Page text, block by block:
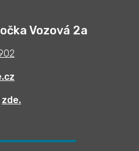
Vozová 2a
zde.